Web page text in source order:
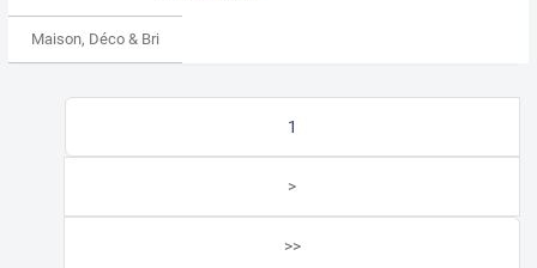
Maison, Déco & Bricolage
1
>
>>